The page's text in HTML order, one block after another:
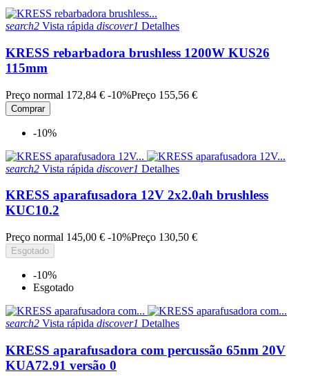
search2 Vista rápida discover1 Detalhes
KRESS rebarbadora brushless 1200W KUS26
115mm
Preço normal 172,84 € -10%Preço 155,56 €
Comprar
-10%
search2 Vista rápida discover1 Detalhes
KRESS aparafusadora 12V 2x2.0ah brushless
KUC10.2
Preço normal 145,00 € -10%Preço 130,50 €
Esgotado
-10%
Esgotado
search2 Vista rápida discover1 Detalhes
KRESS aparafusadora com percussão 65nm 20V
KUA72.91 versão 0